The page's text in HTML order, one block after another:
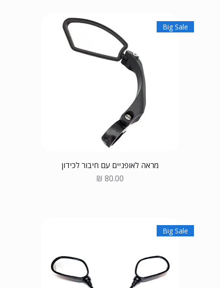
Big Sale
מראה לאופניים עם חיבור לכידון
Price
Big Sale